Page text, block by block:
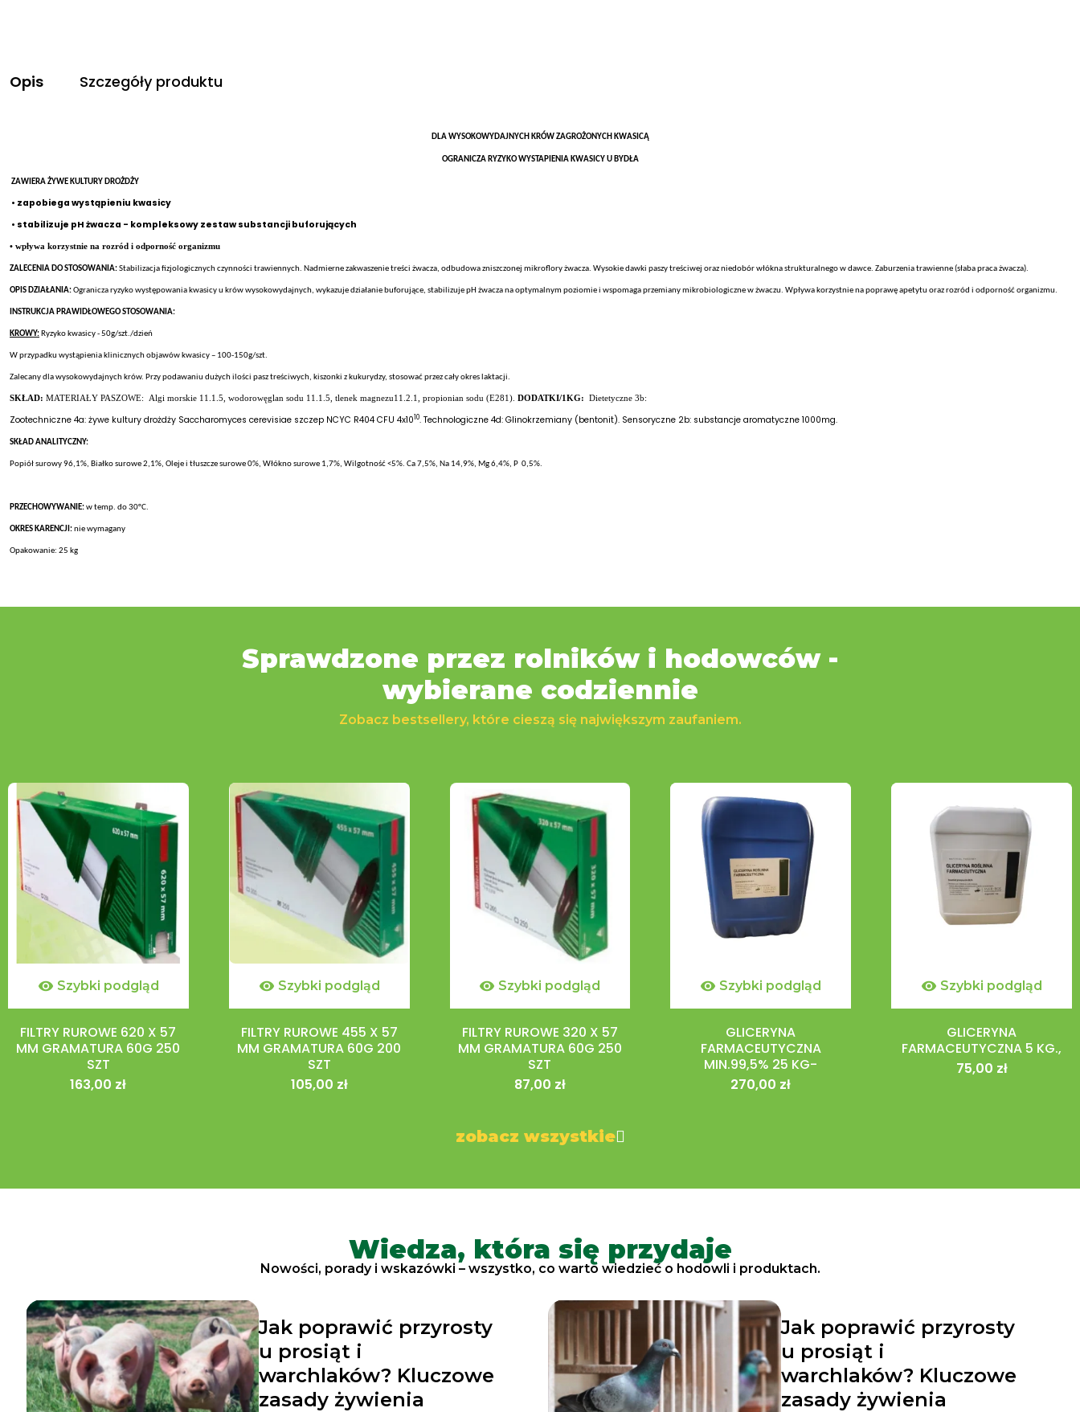
Opis Szczegóły produktu
DLA WYSOKOWYDAJNYCH KRÓW ZAGROŻONYCH KWASICĄ
OGRANICZA RYZYKO WYSTAPIENIA KWASICY U BYDŁA
ZAWIERA ŻYWE KULTURY DROŻDŻY
• zapobiega wystąpieniu kwasicy
• stabilizuje pH żwacza - kompleksowy zestaw substancji buforujących
• wpływa korzystnie na rozród i odporność organizmu
ZALECENIA DO STOSOWANIA:Stabilizacja fizjologicznych czynności trawiennych. Nadmierne zakwaszenie treści żwacza, odbudowa zniszczonej mikroflory żwacza. Wysokie dawki paszy treściwej oraz niedobór włókna strukturalnego w dawce. Zaburzenia trawienne (słaba praca żwacza).
OPIS DZIAŁANIA:Ogranicza ryzyko występowania kwasicy u krów wysokowydajnych, wykazuje działanie buforujące, stabilizuje pH żwacza na optymalnym poziomie i wspomaga przemiany mikrobiologiczne w żwaczu. Wpływa korzystnie na poprawę apetytu oraz rozród i odporność organizmu.
INSTRUKCJA PRAWIDŁOWEGO STOSOWANIA:
KROWY: Ryzyko kwasicy - 50g/szt./dzień
W przypadku wystąpienia klinicznych objawów kwasicy – 100-150g/szt.
Zalecany dla wysokowydajnych krów. Przy podawaniu dużych ilości pasz treściwych, kiszonki z kukurydzy, stosować przez cały okres laktacji.
SKŁAD: MATERIAŁY PASZOWE: Algi morskie 11.1.5, wodorowęglan sodu 11.1.5, tlenek magnezu11.2.1, propionian sodu (E281). DODATKI/1KG: Dietetyczne 3b:
Zootechniczne 4a: żywe kultury drożdży Saccharomyces cerevisiae szczep NCYC R404 CFU 4x1010. Technologiczne 4d: Glinokrzemiany (bentonit). Sensoryczne 2b: substancje aromatyczne 1000mg.
SKŁAD ANALITYCZNY:
Popiół surowy 96,1%, Białko surowe 2,1%, Oleje i tłuszcze surowe 0%, Włókno surowe 1,7%, Wilgotność <5%. Ca 7,5%, Na 14,9%, Mg 6,4%, P 0,5%.
PRZECHOWYWANIE:w temp. do 30°C.
OKRES KARENCJI:nie wymagany
Opakowanie: 25 kg
Sprawdzone przez rolników i hodowców -
wybierane codziennie
Zobacz bestsellery, które cieszą się największym zaufaniem.
 Szybki podgląd
FILTRY RUROWE 620 X 57
MM GRAMATURA 60G 250
SZT
163,00 zł
 Szybki podgląd
FILTRY RUROWE 455 X 57
MM GRAMATURA 60G 200
SZT
105,00 zł
 Szybki podgląd
FILTRY RUROWE 320 X 57
MM GRAMATURA 60G 250
SZT
87,00 zł
 Szybki podgląd
GLICERYNA
FARMACEUTYCZNA
MIN.99,5% 25 KG-
270,00 zł
 Szybki podgląd
GLICERYNA
FARMACEUTYCZNA 5 KG.,
75,00 zł
zobacz wszystkie
Wiedza, która się przydaje
Nowości, porady i wskazówki – wszystko, co warto wiedzieć o hodowli i produktach.
Jak poprawić przyrosty
u prosiąt i
warchlaków? Kluczowe
zasady żywienia
Jak poprawić przyrosty
u prosiąt i
warchlaków? Kluczowe
zasady żywienia